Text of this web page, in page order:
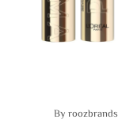
roozbrands